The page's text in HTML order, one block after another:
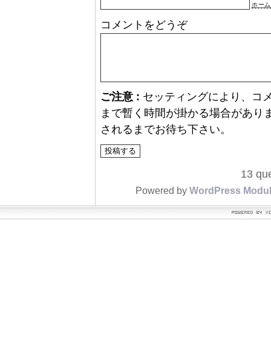
ホー
コメントをどうぞ
ご注意 : セッティングにより、コ
まで暫く時間が掛かる場合があ
されるまでお待ち下さい。
13
Powered by WordPress